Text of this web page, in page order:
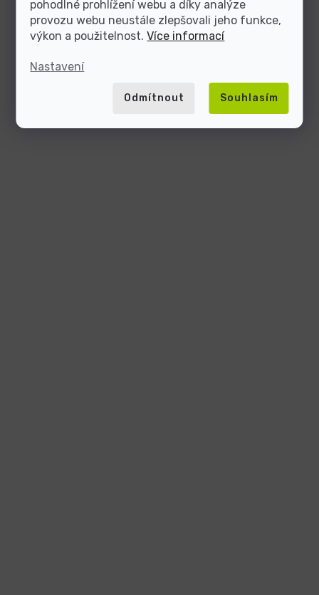
pohodlné prohlížení webu a díky analýze
provozu webu neustále zlepšovali jeho funkce,
výkon a použitelnost.Více informací
Nastavení
Odmítnout Souhlasím